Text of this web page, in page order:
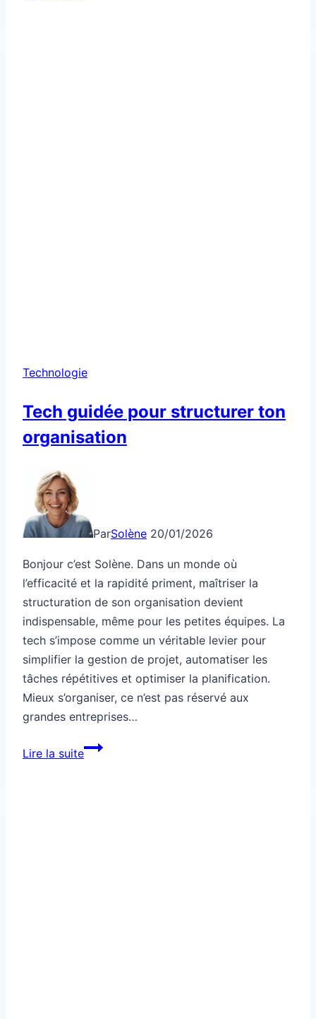
Technologie
Tech guidée pour structurer ton
organisation
ParSolène 20/01/2026
Bonjour c’est Solène. Dans un monde où
l’efficacité et la rapidité priment, maîtriser la
structuration de son organisation devient
indispensable, même pour les petites équipes. La
tech s’impose comme un véritable levier pour
simplifier la gestion de projet, automatiser les
tâches répétitives et optimiser la planification.
Mieux s’organiser, ce n’est pas réservé aux
grandes entreprises…
Lire la suiteTech